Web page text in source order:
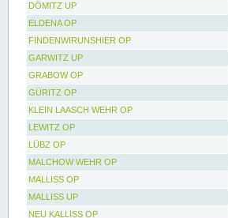
DÖMITZ UP
ELDENA OP
FINDENWIRUNSHIER OP
GARWITZ UP
GRABOW OP
GÜRITZ OP
KLEIN LAASCH WEHR OP
LEWITZ OP
LÜBZ OP
MALCHOW WEHR OP
MALLISS OP
MALLISS UP
NEU KALLISS OP